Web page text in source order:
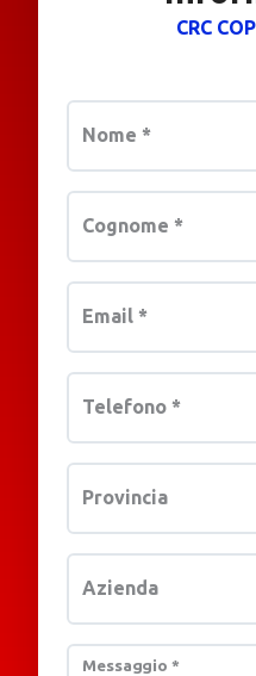
CRC
Nome *
Cognome *
Email *
Telefono *
Provincia
Azienda
Messaggio *